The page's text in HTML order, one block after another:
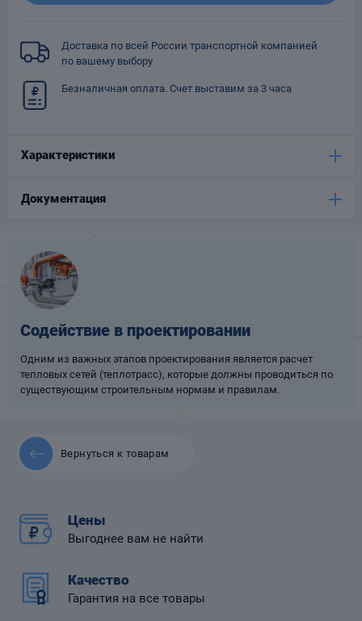
Доставка по всей России транспортной компанией
по вашему выбору
Безналичная оплата. Счет выставим за 3 часа
Характеристики
Документация
Содействие в проектировании
Одним из важных этапов проектирования является расчет
тепловых сетей (теплотрасс), которые должны проводиться по
существующим строительным нормам и правилам.
Вернуться к товарам
Цены
Выгоднее вам не найти
Качество
Гарантия на все товары
Фильтры для
трубопроводов
Хомуты для труб